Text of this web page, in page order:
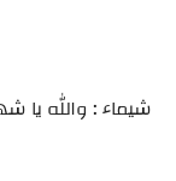
شيماء : والله يا